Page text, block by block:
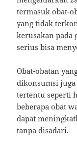
termasuk obat-
yang tidak
kerusakan pada
serius bisa
Obat-obatan
dikonsumsi
tertentu seperti
beberapa obat
dapat
tanpa disadari.